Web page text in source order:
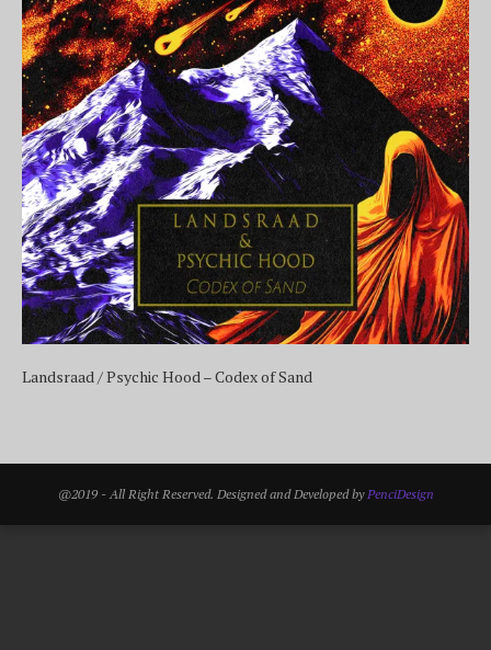
Landsraad / Psychic Hood – Codex of Sand
@2019 - All Right Reserved. Designed and Developed byPenciDesign